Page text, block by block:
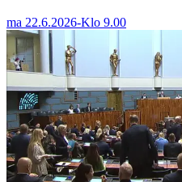
ma 22.6.2026-Klo 9.00